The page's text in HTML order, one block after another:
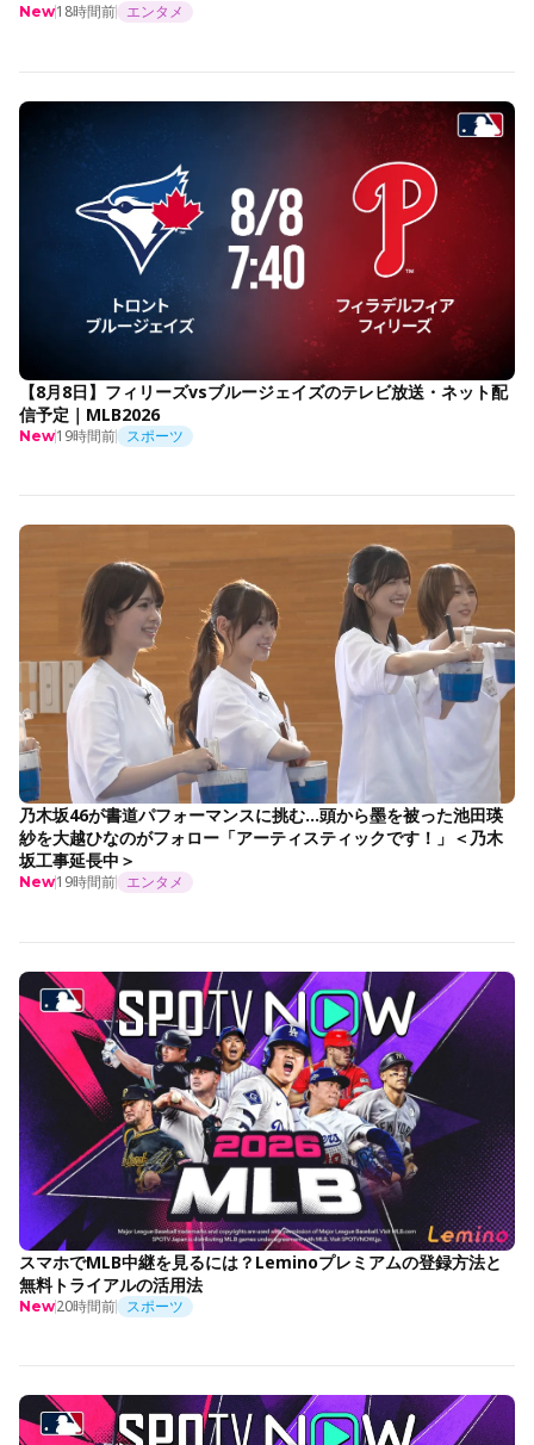
New18時間前 エンタメ
【8月8日】フィリーズvsブルージェイズのテレビ放送・ネット配
信予定｜MLB2026
New19時間前 スポーツ
乃木坂46が書道パフォーマンスに挑む…頭から墨を被った池田瑛
紗を大越ひなのがフォロー「アーティスティックです！」＜乃木
坂工事延長中＞
New19時間前 エンタメ
スマホでMLB中継を見るには？Leminoプレミアムの登録方法と
無料トライアルの活用法
New20時間前 スポーツ